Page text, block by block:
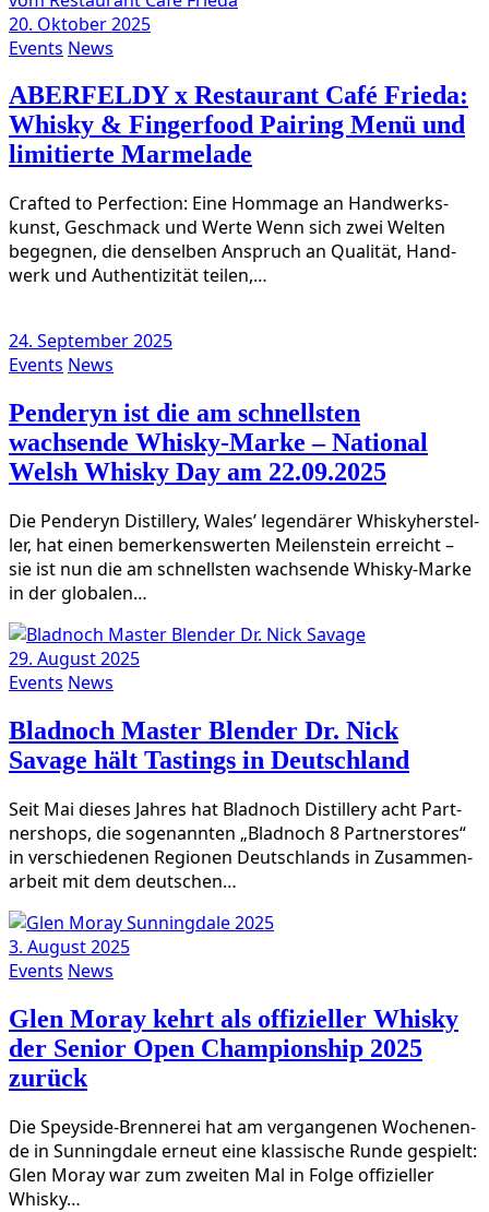
20. Oktober 2025
Events News
ABERFELDY x Restaurant Café Frieda:
Whisky & Fingerfood Pairing Menü und
limitierte Marmelade
Craf­ted to Per­fec­tion: Eine Hom­mage an Hand­werks­
kunst, Geschmack und Wer­te Wenn sich zwei Wel­ten
begeg­nen, die den­sel­ben Anspruch an Qua­li­tät, Hand­
werk und Authen­ti­zi­tät teilen,…
24. September 2025
Events News
Penderyn ist die am schnellsten
wachsende Whisky-Marke – National
Welsh Whisky Day am 22.09.2025
Die Pen­deryn Distil­lery, Wales’ legen­dä­rer Whis­ky­her­stel­
ler, hat einen bemer­kens­wer­ten Mei­len­stein erreicht –
sie ist nun die am schnells­ten wach­sen­de Whis­ky-Mar­ke
in der globalen…
29. August 2025
Events News
Bladnoch Master Blender Dr. Nick
Savage hält Tastings in Deutschland
Seit Mai die­ses Jah­res hat Blad­noch Distil­lery acht Part­
ner­shops, die soge­nann­ten „Blad­noch 8 Part­ners­to­res“
in ver­schie­de­nen Regio­nen Deutsch­lands in Zusam­men­
ar­beit mit dem deutschen…
3. August 2025
Events News
Glen Moray kehrt als offizieller Whisky
der Senior Open Championship 2025
zurück
Die Spey­­­si­­de-Bren­­ne­­rei hat am ver­gan­ge­nen Wochen­en­
de in Sun­ning­da­le erneut eine klas­si­sche Run­de gespielt:
Glen Moray war zum zwei­ten Mal in Fol­ge offi­zi­el­ler
Whisky…